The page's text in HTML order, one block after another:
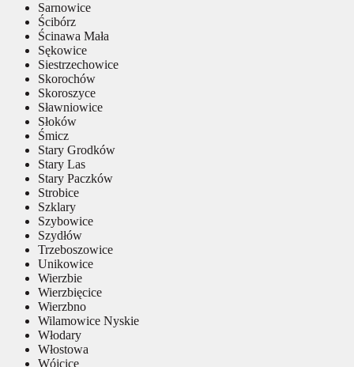
Sarnowice
Ścibórz
Ścinawa Mała
Sękowice
Siestrzechowice
Skorochów
Skoroszyce
Sławniowice
Słoków
Śmicz
Stary Grodków
Stary Las
Stary Paczków
Strobice
Szklary
Szybowice
Szydłów
Trzeboszowice
Unikowice
Wierzbie
Wierzbięcice
Wierzbno
Wilamowice Nyskie
Włodary
Włostowa
Wójcice